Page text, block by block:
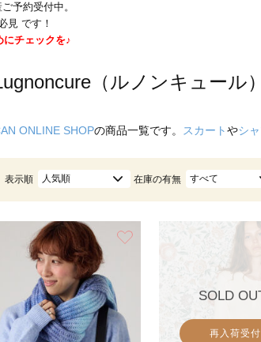
予約受付中。
見 です！
にチェックを♪
（ルノンキュール）
ONLINE SHOPの商品一覧です。 スカートやシ
表示順 人気順 在庫の有無 すべて
SOLD
再入荷受付